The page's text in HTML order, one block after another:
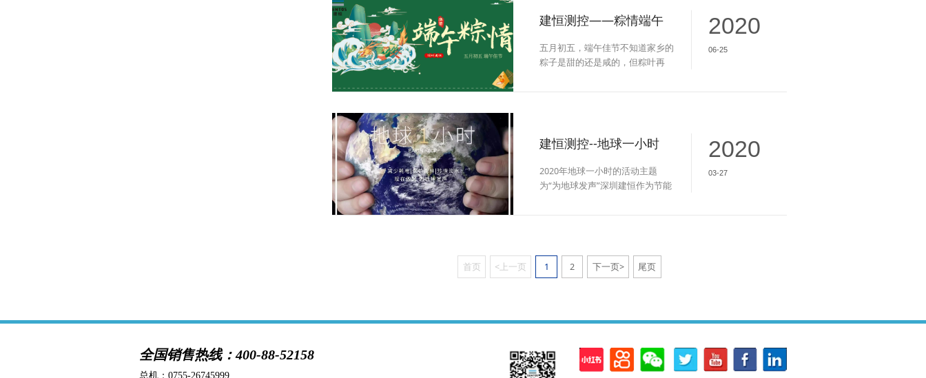
2020
06-25
建恒测控——粽情端午
五月初五，端午佳节不知道家乡的
粽子是甜的还是咸的，但粽叶再
2020
03-27
建恒测控--地球一小时
2020年地球一小时的活动主题
为“为地球发声”深圳建恒作为节能
首页 <上一页 1 2 下一页> 尾页
全国销售热线：400-88-52158
总机： 0755-26745999